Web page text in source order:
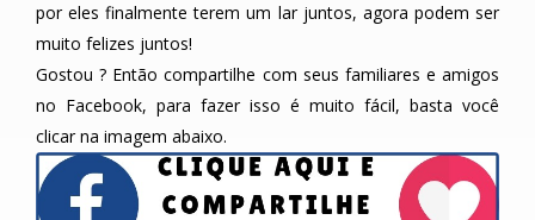
por eles finalmente terem um lar juntos, agora podem ser
muito felizes juntos!
Gostou ? Então compartilhe com seus familiares e amigos
no Facebook, para fazer isso é muito fácil, basta você
clicar na imagem abaixo.